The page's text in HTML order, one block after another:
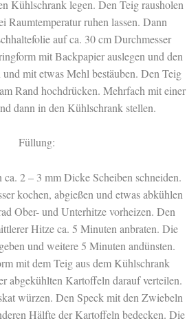
Kühlschrank legen. Den Teig rausholen
Raumtemperatur ruhen lassen. Dann
auf ca. 30 cm Durchmesser
mit Backpapier auslegen und den
mit etwas Mehl bestäuben. Den Teig
Rand hochdrücken. Mehrfach mit einer
dann in den Kühlschrank stellen.
Füllung:
2 – 3 mm Dicke Scheiben schneiden.
kochen, abgießen und etwas abkühlen
Ober- und Unterhitze vorheizen. Den
Hitze ca. 5 Minuten anbraten. Die
und weitere 5 Minuten andünsten.
mit dem Teig aus dem Kühlschrank
abgekühlten Kartoffeln darauf verteilen.
würzen. Den Speck mit den Zwiebeln
Hälfte der Kartoffeln bedecken. Die